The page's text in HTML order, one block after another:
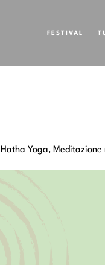
FESTIVAL
Hatha Yoga, Meditazione